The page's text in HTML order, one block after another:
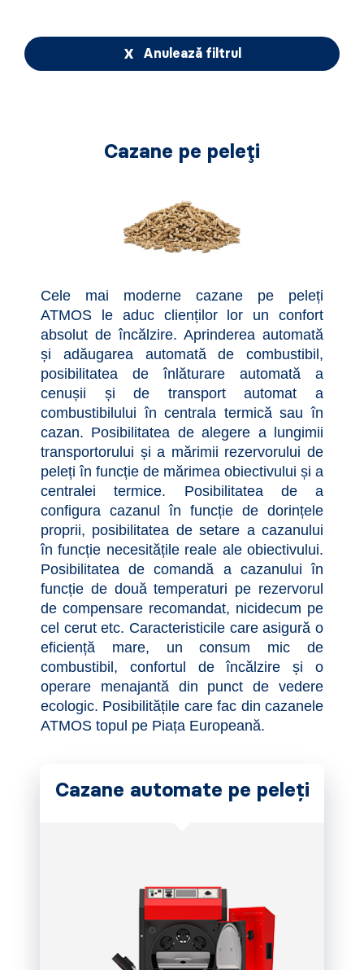
Anulează filtrul
Cazane pe peleți
Cele mai moderne cazane pe peleți
ATMOS le aduc clienților lor un confort
absolut de încălzire. Aprinderea automată
și adăugarea automată de combustibil,
posibilitatea de înlăturare automată a
cenușii și de transport automat a
combustibilului în centrala termică sau în
cazan. Posibilitatea de alegere a lungimii
transportorului și a mărimii rezervorului de
peleți în funcție de mărimea obiectivului și a
centralei termice. Posibilitatea de a
configura cazanul în funcție de dorințele
proprii, posibilitatea de setare a cazanului
în funcție necesitățile reale ale obiectivului.
Posibilitatea de comandă a cazanului în
funcție de două temperaturi pe rezervorul
de compensare recomandat, nicidecum pe
cel cerut etc. Caracteristicile care asigură o
eficiență mare, un consum mic de
combustibil, confortul de încălzire și o
operare menajantă din punct de vedere
ecologic. Posibilitățile care fac din cazanele
ATMOS topul pe Piața Europeană.
Cazane automate pe peleţi